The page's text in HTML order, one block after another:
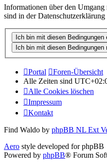
Informationen über den
sind in der Datenschutzerklärung
Portal
Foren-Übersicht
Alle Zeiten sind
Alle Cookies löschen
Impressum
Kontakt
Find Waldo by phpBB NL Ext
Aero style developed for phpBB
Powered by phpBB® Forum